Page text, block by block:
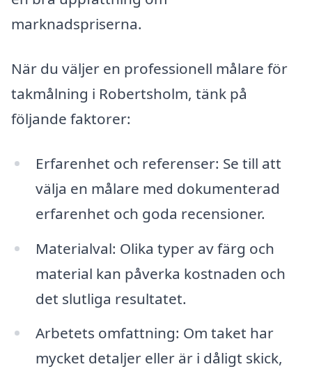
marknadspriserna.
När du väljer en professionell målare för
takmålning i Robertsholm, tänk på
följande faktorer:
Erfarenhet och referenser: Se till att
välja en målare med dokumenterad
erfarenhet och goda recensioner.
Materialval: Olika typer av färg och
material kan påverka kostnaden och
det slutliga resultatet.
Arbetets omfattning: Om taket har
mycket detaljer eller är i dåligt skick,